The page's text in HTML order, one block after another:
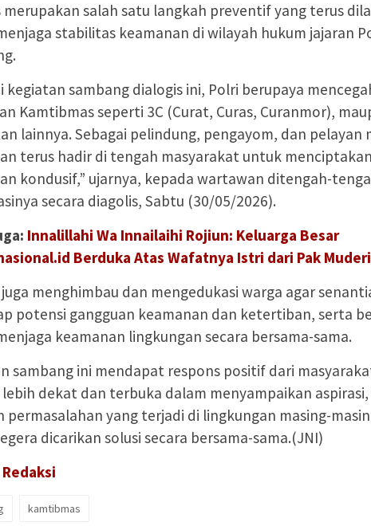
merupakan salah satu langkah preventif yang terus
stabilitas keamanan di wilayah hukum jajaran
kegiatan sambang dialogis ini, Polri berupaya
Kamtibmas seperti 3C (Curat, Curas, Curanmor),
lainnya. Sebagai pelindung, pengayom, dan pelayan
terus hadir di tengah masyarakat untuk
kondusif,” ujarnya, kepada wartawan ditengah-
secara diagolis, Sabtu (30/05/2026).
Innalillahi Wa Innailaihi Rojiun: Keluarga Besar
Berduka Atas Wafatnya Istri dari Pak
juga menghimbau dan mengedukasi warga agar
potensi gangguan keamanan dan ketertiban, serta
keamanan lingkungan secara bersama-sama.
sambang ini mendapat respons positif dari
lebih dekat dan terbuka dalam menyampaikan
permasalahan yang terjadi di lingkungan masing-
dicarikan solusi secara bersama-sama.(JNI)
Redaksi
kamtibmas